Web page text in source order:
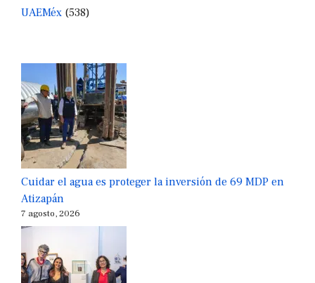
UAEMéx (538)
Cuidar el agua es proteger la inversión de 69 MDP en
Atizapán
7 agosto, 2026